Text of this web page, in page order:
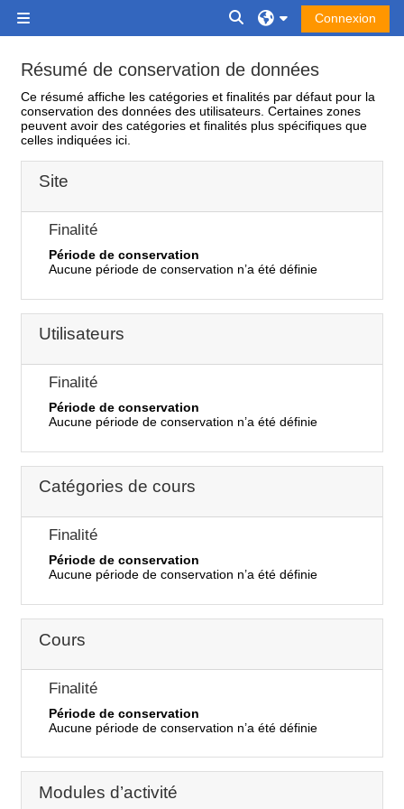
Activer/désactiver la
Connexion
Résumé de conservation de données
Ce résumé affiche les catégories et finalités par défaut pour la
conservation des données des utilisateurs. Certaines zones
peuvent avoir des catégories et finalités plus spécifiques que
celles indiquées ici.
Site
Finalité
Période de conservation
Aucune période de conservation n’a été définie
Utilisateurs
Finalité
Période de conservation
Aucune période de conservation n’a été définie
Catégories de cours
Finalité
Période de conservation
Aucune période de conservation n’a été définie
Cours
Finalité
Période de conservation
Aucune période de conservation n’a été définie
Modules d’activité